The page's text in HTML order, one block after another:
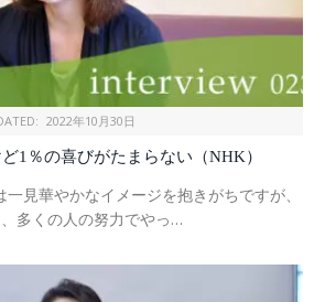
2022年10月30日
1％の喜びがたまらない（NHK）
見華やかなイメージを抱きがちですが、
多くの人の努力でやっ…